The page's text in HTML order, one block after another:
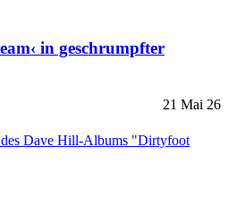
in geschrumpfter
21 Mai 26